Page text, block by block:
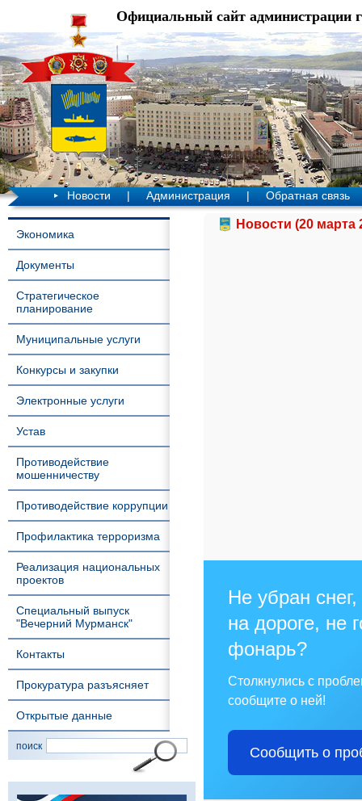
Официальный сайт администрации
Новости | Администрация | Обратная связь
Экономика
Документы
Стратегическое
планирование
Муниципальные услуги
Конкурсы и закупки
Электронные услуги
Устав
Противодействие
мошенничеству
Противодействие коррупции
Профилактика терроризма
Реализация национальных
проектов
Специальный выпуск
"Вечерний Мурманск"
Контакты
Прокуратура разъясняет
Открытые данные
поиск
Новости (20 марта
Не убран
на дороге, не
фонарь?
Столкнулись с
сообщите о ней!
Сообщить о